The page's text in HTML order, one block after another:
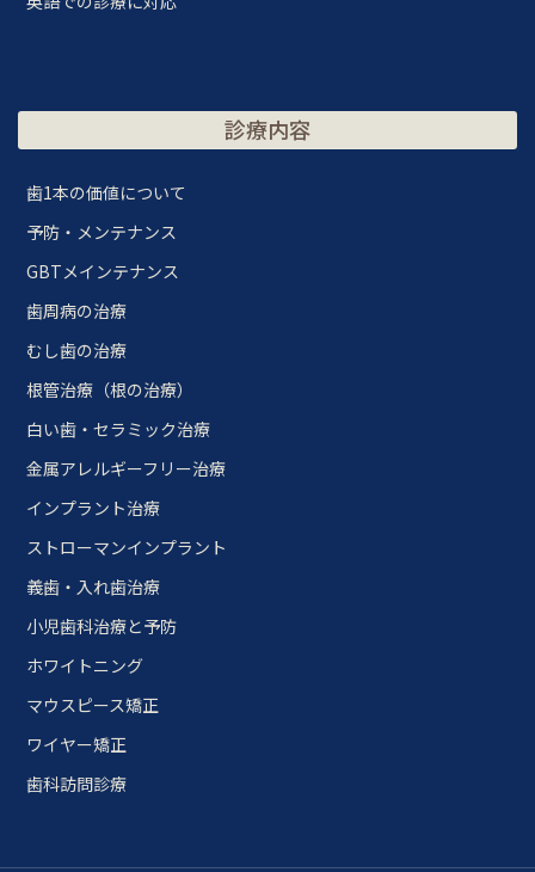
診療内容
歯1本の価値について
予防・メンテナンス
GBTメインテナンス
歯周病の治療
むし歯の治療
根管治療（根の治療）
白い歯・セラミック治療
金属アレルギーフリー治療
インプラント治療
ストローマンインプラント
義歯・入れ歯治療
小児歯科治療と予防
ホワイトニング
マウスピース矯正
ワイヤー矯正
歯科訪問診療